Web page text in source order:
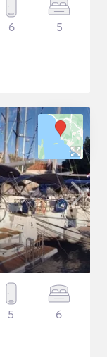
6 5
5 6